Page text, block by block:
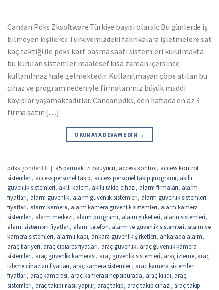
Candan Pdks Zksoftware Türkiye bayisi olarak: Bu günlerde iş
bilmeyen kişilerce Türkiyemizdeki fabrikalara işletmelere sat
kaç taktiği ile pdks kart basma saati sistemleri kurulmakta
bu kurulan sistemler maalesef kısa zaman içersinde
kullanılmaz hale gelmektedir. Kullanılmayan çöpe atılan bu
cihaz ve program nedeniyle firmalarımız büyük maddi
kayıplar yaşamaktadırlar. Candanpdks, den haftada en az 3
firma satın […]
OKUMAYA DEVAM EDIN →
pdks gönderildi | a5 parmak izi okuyucu, access kontrol, access kontrol
sistemleri, access personel takip, access personel takip programı, akıllı
güvenlik sistemleri, akıllı kalem, akıllı takip cihazı, alarm firmaları, alarm
fiyatları, alarm güvenlik, alarm güvenlik sistemleri, alarm güvenlik sistemleri
fiyatları, alarm kamera, alarm kamera güvenlik sistemleri, alarm kamera
sistemleri, alarm merkezi, alarm programı, alarm şirketleri, alarm sistemleri,
alarm sistemleri fiyatları, alarm telefon, alarm ve güvenlik sistemleri, alarm ve
kamera sistemleri, alarmlı kapı, ankara güvenlik şirketleri, ankarada alarm,
araç bariyeri, araç cipiares fiyatları, araç güvenlik, araç güvenlik kamera
sistemleri, araç güvenlik kamerası, araç güvenlik sistemleri, araç izleme, araç
izleme cihazları fiyatları, araç kamera sistemleri, araç kamera sistemleri
fiyatları, araç kamerası, araç kamerası hepsiburada, araç kilidi, araç
sistemleri, araç takibi nasıl yapılır, araç takip, araç takip cihazı, araç takip